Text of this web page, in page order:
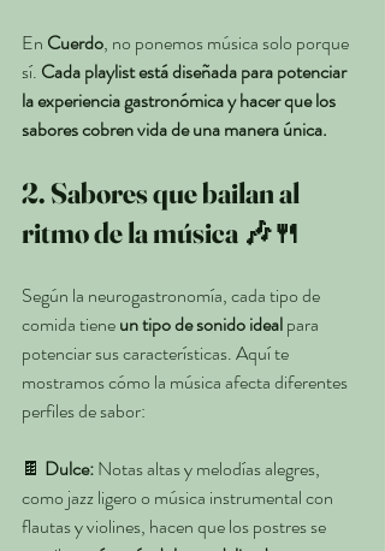
En Cuerdo, no ponemos música solo porque
sí. Cada playlist está diseñada para potenciar
la experiencia gastronómica y hacer que los
sabores cobren vida de una manera única.
2. Sabores que bailan al
ritmo de la música 🎶🍴
Según la neurogastronomía, cada tipo de
comida tiene un tipo de sonido ideal para
potenciar sus características. Aquí te
mostramos cómo la música afecta diferentes
perfiles de sabor:
🍫 Dulce: Notas altas y melodías alegres,
como jazz ligero o música instrumental con
flautas y violines, hacen que los postres se